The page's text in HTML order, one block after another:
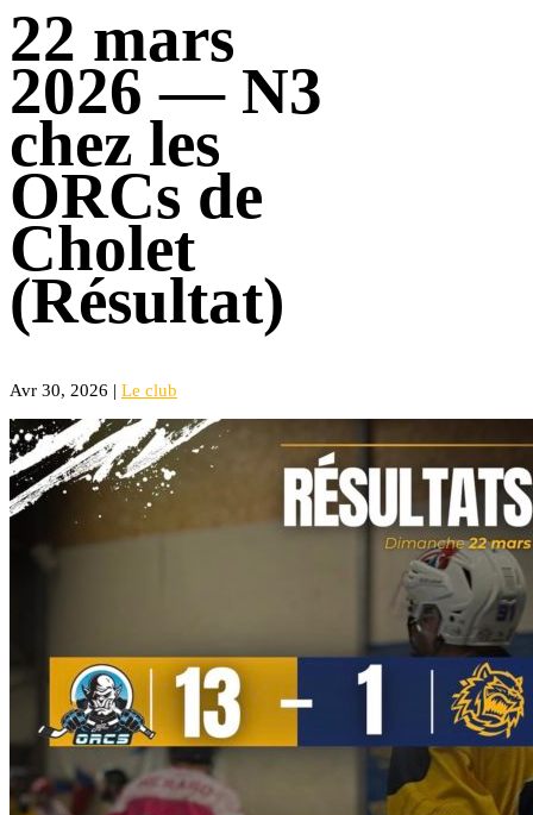
22 mars
2026 — N3
chez les
ORCs de
Cholet
(Résultat)
Avr 30, 2026 | Le club